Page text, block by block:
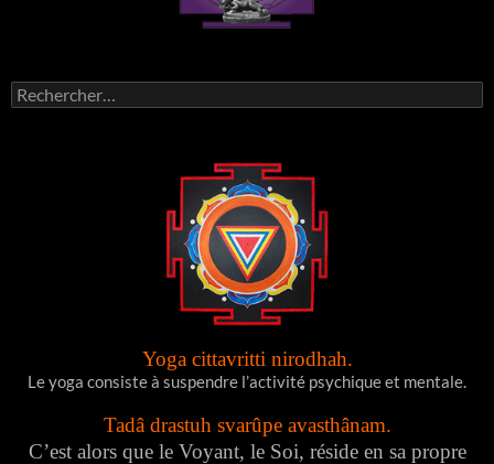
Rechercher :
Yoga cittavritti nirodhah.
Le yoga consiste à suspendre l’activité psychique et mentale.
Tadâ drastuh svarûpe avasthânam.
C’est alors que le Voyant, le Soi, réside en sa propre